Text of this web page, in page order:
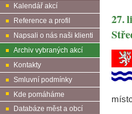
Kalendář akcí
Reference a profil
Napsali o nás naši klienti
Archiv vybraných akcí
Kontakty
Smluvní podmínky
Kde pomáháme
Databáze měst a obcí
27.